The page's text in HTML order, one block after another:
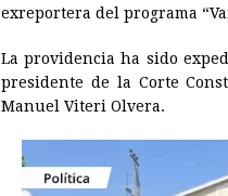
exreportera del programa
La providencia ha sido
presidente de la Corte
Manuel Viteri Olvera.